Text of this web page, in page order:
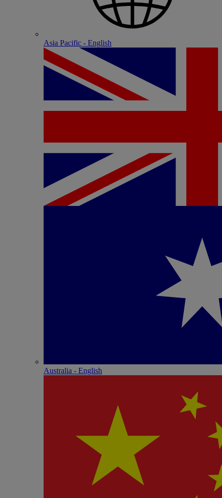
Asia Pacific - English
Australia - English